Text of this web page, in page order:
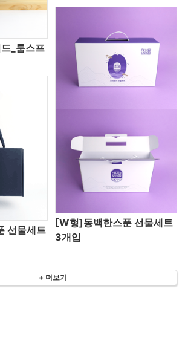
_룸스프
선물세트
[W형]동백한스푼 선물세트
3개입
+ 더보기